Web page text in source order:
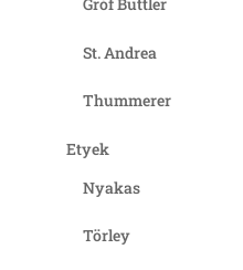
St. Andrea
Thummerer
Etyek
Nyakas
Törley